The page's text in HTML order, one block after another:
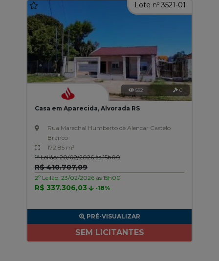
Lote nº 3521-01
552 0
Casa em Aparecida, Alvorada RS
Rua Marechal Humberto de Alencar Castelo
Branco
172,85 m²
1º Leilão: 20/02/2026 às 15h00
R$ 410.707,09
2º Leilão: 23/02/2026 às 15h00
R$ 337.306,03 -18%
PRÉ-VISUALIZAR
SEM LICITANTES